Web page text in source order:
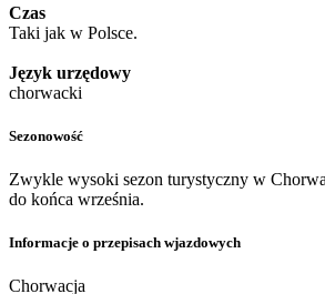
Czas
Taki jak w Polsce.
Język urzędowy
chorwacki
Sezonowość
Zwykle wysoki sezon turystyczny w
do końca września.
Informacje o przepisach wjazdowych
Chorwacja